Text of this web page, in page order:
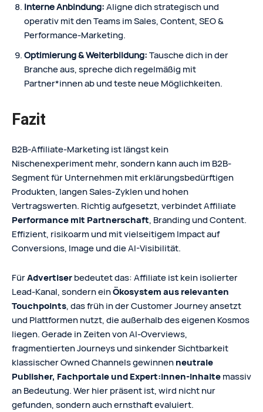
Interne Anbindung:Aligne dich strategisch und
operativ mit den Teams im Sales, Content, SEO &
Performance-Marketing.
Optimierung & Weiterbildung:Tausche dich in der
Branche aus, spreche dich regelmäßig mit
Partner*innen ab und teste neue Möglichkeiten.
Fazit
B2B‑Affiliate‑Marketing ist längst kein
Nischenexperiment mehr, sondern kann auch im B2B-
Segment für Unternehmen mit erklärungsbedürftigen
Produkten, langen Sales‑Zyklen und hohen
Vertragswerten. Richtig aufgesetzt, verbindet Affiliate
Performance mit Partnerschaft, Branding und Content.
Effizient, risikoarm und mit vielseitigem Impact auf
Conversions, Image und die AI-Visibilität.
FürAdvertiserbedeutet das: Affiliate ist kein isolierter
Lead‑Kanal, sondern einÖkosystem aus relevanten
Touchpoints, das früh in der Customer Journey ansetzt
und Plattformen nutzt, die außerhalb des eigenen Kosmos
liegen. Gerade in Zeiten von AI‑Overviews,
fragmentierten Journeys und sinkender Sichtbarkeit
klassischer Owned Channels gewinnenneutrale
Publisher, Fachportale und Expert:innen‑Inhaltemassiv
an Bedeutung. Wer hier präsent ist, wird nicht nur
gefunden, sondern auch ernsthaft evaluiert.